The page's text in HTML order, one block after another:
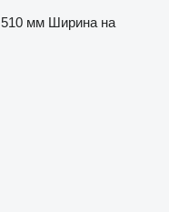
510 мм Ширина на